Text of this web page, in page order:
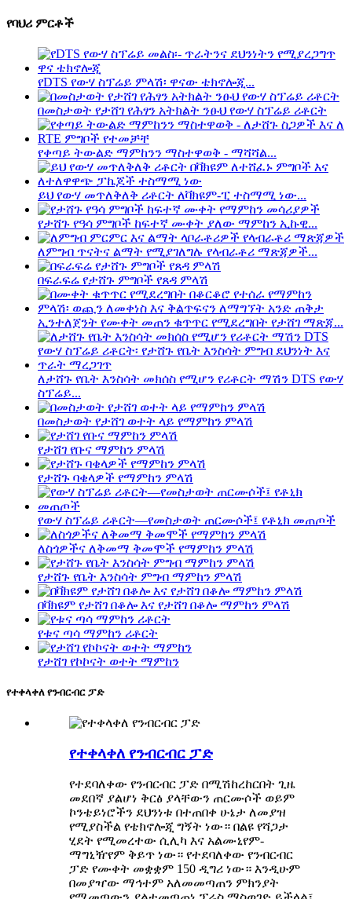
የባህሪ ምርቶች
የDTS የውሃ ስፕሬይ ምላሽ፡ ዋናው ቴክኖሎጂ...
በመስታወት የታሸገ የሕፃን አትክልት ንፁህ የውሃ ስፕሬይ ሪቶርት
የቀጣይ ትውልድ ማምከንን ማስተዋወቅ - ማሻሻል...
ይህ የውሃ መጥለቅለቅ ሪቶርት ለቫክዩም-ፒ ተስማሚ ነው...
የታሸጉ የዓሳ ምግቦች ከፍተኛ ሙቀት ያለው ማምከን ኢኩዊ...
ለምግብ ጥናትና ልማት የሚያገለግሉ የላብራቶሪ ማጽጃዎች...
በፍራፍሬ የታሸጉ ምግቦች የጸዳ ምላሽ
ኢንተለጀንት የሙቀት መጠን ቁጥጥር የሚደረግበት የታሸገ ማጽጃ...
ለታሸጉ የቤት እንስሳት መክሰስ የሚሆን የሪቶርት ማሽን DTS የውሃ
ስፕሬይ...
በመስታወት የታሸገ ወተት ላይ የማምከን ምላሽ
የታሸገ የቡና ማምከን ምላሽ
የታሸጉ ባቄላዎች የማምከን ምላሽ
የውሃ ስፕሬይ ሪቶርት—የመስታወት ጠርሙሶች፤ የቶኒክ መጠጦች
ለስጎዎችና ለቅመማ ቅመሞች የማምከን ምላሽ
የታሸጉ የቤት እንስሳት ምግብ ማምከን ምላሽ
በቫክዩም የታሸገ በቆሎ እና የታሸገ በቆሎ ማምከን ምላሽ
የቱና ጣሳ ማምከን ሪቶርት
የታሸገ የኮኮናት ወተት ማምከን
የተቀላቀለ የንብርብር ፓድ
የተቀላቀለ የንብርብር ፓድ
የተደባለቀው የንብርብር ፓድ በሚሽከረከርበት ጊዜ
መደበኛ ያልሆነ ቅርፅ ያላቸውን ጠርሙሶች ወይም
ኮንቴይነሮችን ደህንነቱ በተጠበቀ ሁኔታ ለመያዝ
የሚያስችል የቴክኖሎጂ ግኝት ነው። በልዩ የሻጋታ
ሂደት የሚመረተው ሲሊካ እና አልሙኒየም-
ማግኒዥየም ቅይጥ ነው። የተደባለቀው የንብርብር
ፓድ የሙቀት መቋቋም 150 ዲግሪ ነው። እንዲሁም
በመያዣው ማኅተም አለመመጣጠን ምክንያት